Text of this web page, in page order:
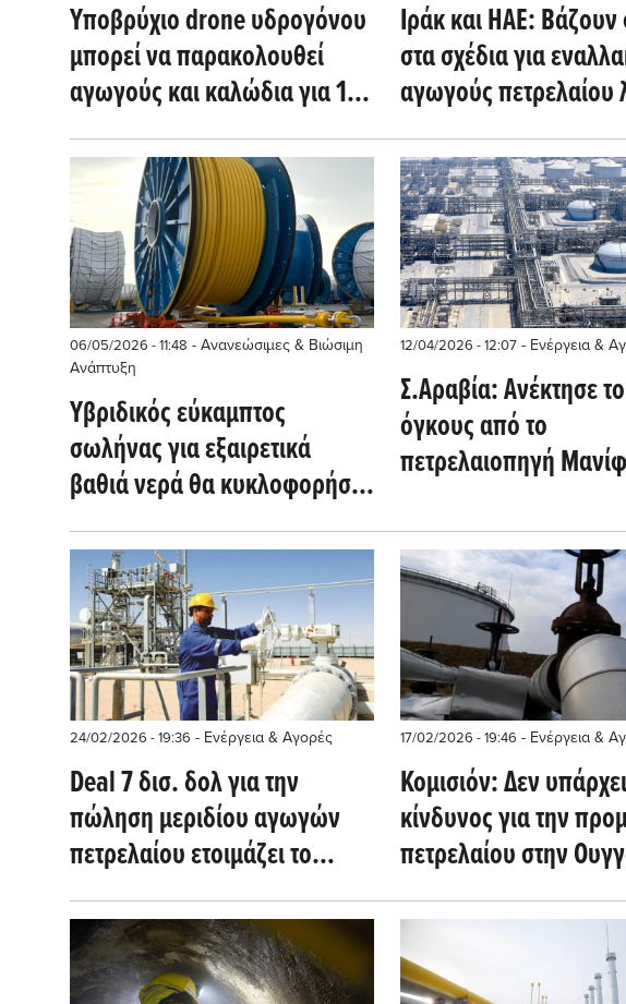
Υποβρύχιο drone υδρογόνου
μπορεί να παρακολουθεί
αγωγούς και καλώδια για 16
ημέρες με πλήρη αυτονομία
Ιράκ και ΗΑΕ:
στα σχέδια για
αγωγούς
του μπλόκου στο
06/05/2026 - 11:48 - Ανανεώσιμες & Βιώσιμη
Ανάπτυξη
Υβριδικός εύκαμπτος
σωλήνας για εξαιρετικά
βαθιά νερά θα κυκλοφορήσει
στην αγορά το 2028
(offshore-energy.biz)
12/04/2026 - 12:07 - Ενέργεια &
Σ.Αραβία: Ανέκτησε
όγκους από το
πετρελαιοπηγή
βαρέλια/ ημέρα
24/02/2026 - 19:36 - Ενέργεια & Αγορές
Deal 7 δισ. δολ για την
πώληση μεριδίου αγωγών
πετρελαίου ετοιμάζει το
Κουβέϊτ
17/02/2026 - 19:46 - Ενέργεια &
Κομισιόν: Δεν υπάρχει
κίνδυνος για την
πετρελαίου στην
και τη Σλοβακία